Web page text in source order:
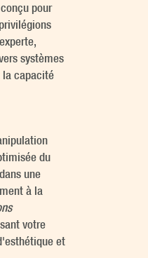
pour
systèmes
capacité
du
une
à la
votre
et